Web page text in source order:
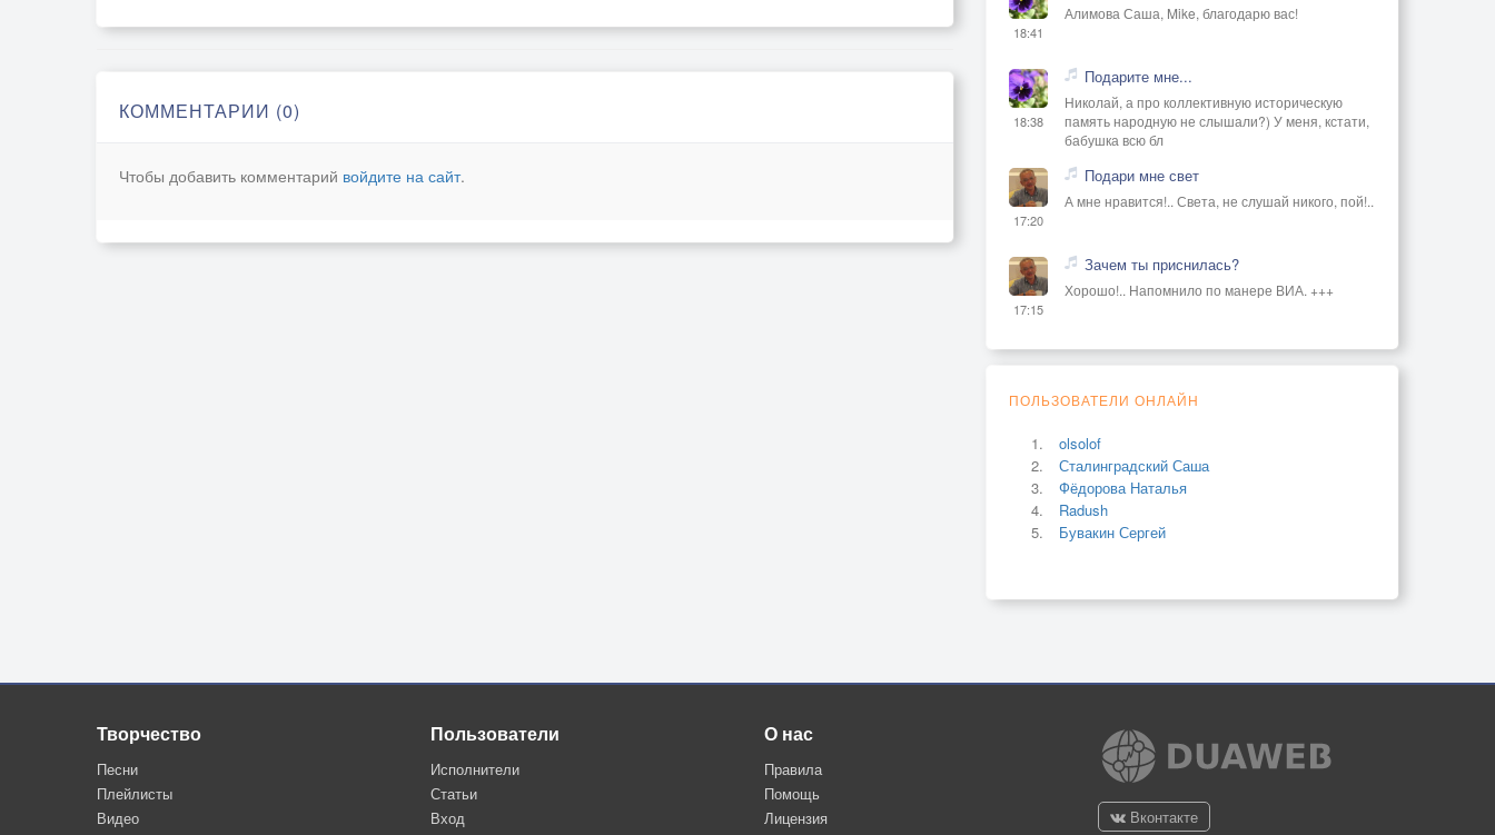
КОММЕНТАРИИ (0)
Чтобы добавить комментарий войдите на сайт.
18:41
Алимова Саша, Mike, благодарю вас!
18:38
Подарите мне...
Николай, а про коллективную историческую
память народную не слышали?) У меня, кстати,
бабушка всю бл
17:20
Подари мне свет
А мне нравится!.. Света, не слушай никого, пой!..
17:15
Зачем ты приснилась?
Хорошо!.. Напомнило по манере ВИА. +++
ПОЛЬЗОВАТЕЛИ ОНЛАЙН
olsolof
Сталинградский Саша
Фёдорова Наталья
Radush
Бувакин Сергей
Творчество
Песни
Плейлисты
Видео
Пользователи
Исполнители
Статьи
Вход
О нас
Правила
Помощь
Лицензия
Вконтакте